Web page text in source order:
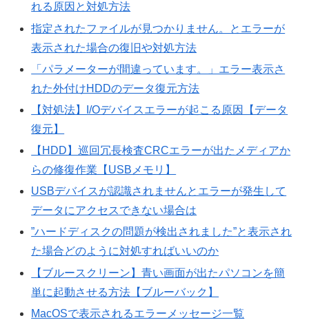
れる原因と対処方法
指定されたファイルが見つかりません。とエラーが
表示された場合の復旧や対処方法
「パラメーターが間違っています。」エラー表示さ
れた外付けHDDのデータ復元方法
【対処法】I/Oデバイスエラーが起こる原因【データ
復元】
【HDD】巡回冗長検査CRCエラーが出たメディアか
らの修復作業【USBメモリ】
USBデバイスが認識されませんとエラーが発生して
データにアクセスできない場合は
”ハードディスクの問題が検出されました”と表示され
た場合どのように対処すればいいのか
【ブルースクリーン】青い画面が出たパソコンを簡
単に起動させる方法【ブルーバック】
MacOSで表示されるエラーメッセージ一覧